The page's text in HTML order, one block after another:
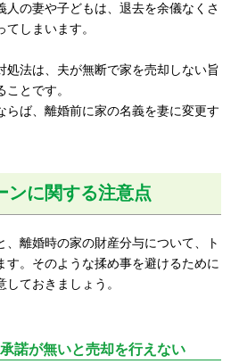
人の妻や子どもは、退去を余儀なくさ
しまいます。
処法は、夫が無断で家を売却しない旨
とです。
らば、離婚前に家の名義を妻に変更す
ンに関する注意点
、離婚時の家の財産分与について、ト
す。そのような揉め事を避けるために
ておきましょう。
が無いと売却を行えない